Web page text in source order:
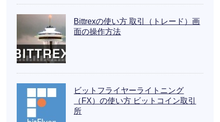
Bittrexの使い方 取引（トレード）画
面の操作方法
ビットフライヤーライトニング
（FX）の使い方 ビットコイン取引
所